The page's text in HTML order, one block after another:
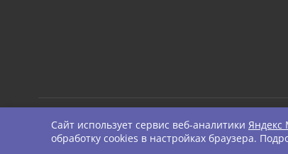
© Personal
Сайт использует сервис веб-аналитики Яндекс
обработку cookies в настройках браузера.